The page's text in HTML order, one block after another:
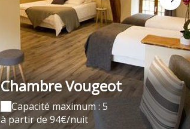
Chambre Vougeot
Capacité maximum : 5
à partir de 94€/nuit